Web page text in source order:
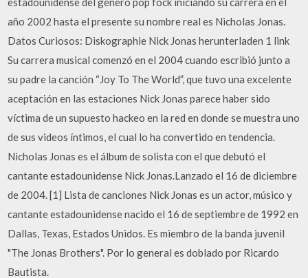
año 2002 hasta el presente su nombre real es Nicholas Jonas.
Datos Curiosos: Diskographie Nick Jonas herunterladen 1 link
Su carrera musical comenzó en el 2004 cuando escribió junto a
su padre la canción “Joy To The World”, que tuvo una excelente
aceptación en las estaciones Nick Jonas parece haber sido
víctima de un supuesto hackeo en la red en donde se muestra uno
de sus videos íntimos, el cual lo ha convertido en tendencia.
Nicholas Jonas es el álbum de solista con el que debutó el
cantante estadounidense Nick Jonas.Lanzado el 16 de diciembre
de 2004. [1] Lista de canciones Nick Jonas es un actor, músico y
cantante estadounidense nacido el 16 de septiembre de 1992 en
Dallas, Texas, Estados Unidos. Es miembro de la banda juvenil
"The Jonas Brothers". Por lo general es doblado por Ricardo
Bautista.